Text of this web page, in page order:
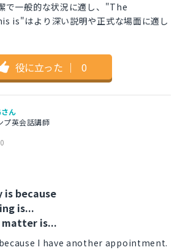
で一般的な状況に適し、"The
はより深い説明や正式な場面に適し
役に立った ｜ 0
ん
プ英会話講師
is because
is...
matter is...
I have another appointment.